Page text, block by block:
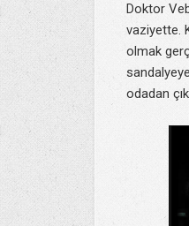
Doktor
vaziyette.
olmak
odadan